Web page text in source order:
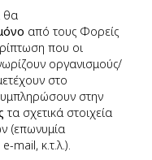
θα
από τους Φορείς
που οι
οργανισμούς/
στο
στην
τα σχετικά στοιχεία
(επωνυμία
e-mail, κ.τ.λ.).